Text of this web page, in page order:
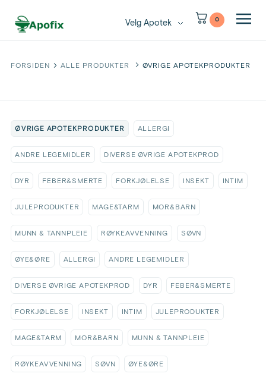
Velg Apotek 0
FORSIDEN ALLE PRODUKTER ØVRIGE APOTEKPRODUKTER
ØVRIGE APOTEKPRODUKTER ALLERGI
ANDRE LEGEMIDLER DIVERSE ØVRIGE APOTEKPROD
DYR FEBER&SMERTE FORKJØLELSE INSEKT INTIM
JULEPRODUKTER MAGE&TARM MOR&BARN
MUNN & TANNPLEIE RØYKEAVVENNING SØVN
ØYE&ØRE ALLERGI ANDRE LEGEMIDLER
DIVERSE ØVRIGE APOTEKPROD DYR FEBER&SMERTE
FORKJØLELSE INSEKT INTIM JULEPRODUKTER
MAGE&TARM MOR&BARN MUNN & TANNPLEIE
RØYKEAVVENNING SØVN ØYE&ØRE